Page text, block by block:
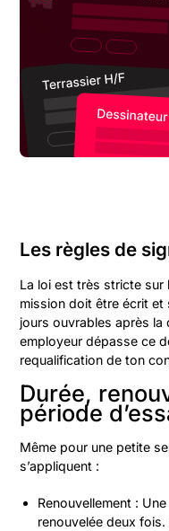
Les règles de
La loi est très stricte sur
mission doit être écrit et
jours ouvrables après
employeur dépasse ce
requalification de ton
Durée,
période
Même pour une petite
s’appliquent :
Renouvellement :
renouvelée deux